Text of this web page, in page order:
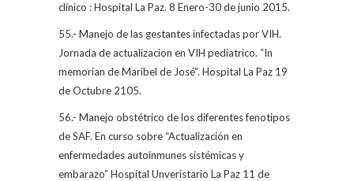
clínico : Hospital La Paz. 8 Enero-30 de junio 2015.
55.- Manejo de las gestantes infectadas por VIH.
Jornada de actualizacion en VIH pediatrico. “In
memorian de Maribel de José”. Hospital La Paz 19
de Octubre 2105.
56.- Manejo obstétrico de los diferentes fenotipos
de SAF. En curso sobre “Actualización en
enfermedades autoinmunes sistémicas y
embarazo” Hospital Unveristario La Paz 11 de